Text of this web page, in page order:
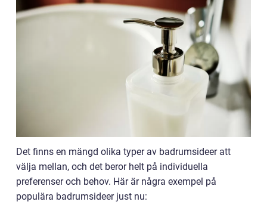
Det finns en mängd olika typer av badrumsideer att
välja mellan, och det beror helt på individuella
preferenser och behov. Här är några exempel på
populära badrumsideer just nu: